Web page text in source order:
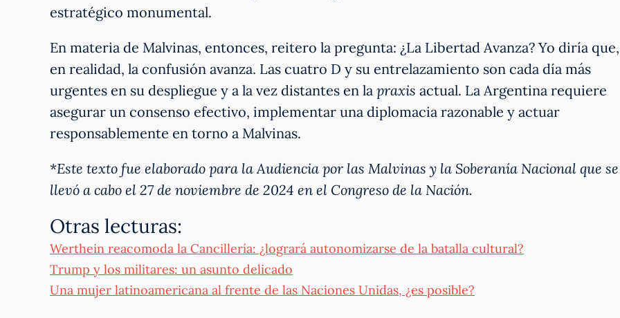
estratégico monumental.
En materia de Malvinas, entonces, reitero la pregunta: ¿La Libertad Avanza? Yo diría que,
en realidad, la confusión avanza. Las cuatro D y su entrelazamiento son cada día más
urgentes en su despliegue y a la vez distantes en la praxis actual. La Argentina requiere
asegurar un consenso efectivo, implementar una diplomacia razonable y actuar
responsablemente en torno a Malvinas.
*Este texto fue elaborado para la Audiencia por las Malvinas y la Soberanía Nacional que se
llevó a cabo el 27 de noviembre de 2024 en el Congreso de la Nación.
Otras lecturas:
Werthein reacomoda la Cancillería: ¿logrará autonomizarse de la batalla cultural?
Trump y los militares: un asunto delicado
Una mujer latinoamericana al frente de las Naciones Unidas, ¿es posible?